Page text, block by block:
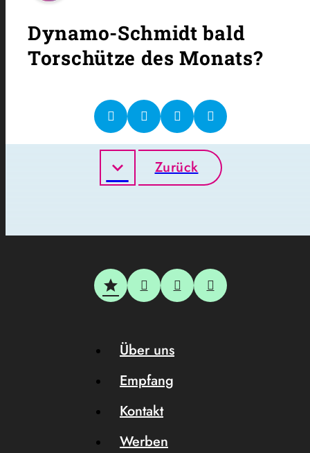
Dynamo-Schmidt bald
Torschütze des Monats?
Zurück
Über uns
Empfang
Kontakt
Werben